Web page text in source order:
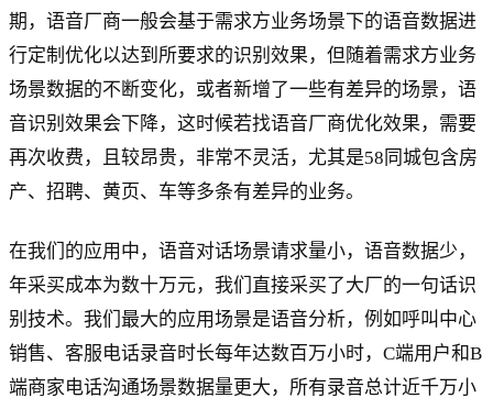
期，语音厂商一般会基于需求方业务场景下的语音数据进
行定制优化以达到所要求的识别效果，但随着需求方业务
场景数据的不断变化，或者新增了一些有差异的场景，语
音识别效果会下降，这时候若找语音厂商优化效果，需要
再次收费，且较昂贵，非常不灵活，尤其是58同城包含房
产、招聘、黄页、车等多条有差异的业务。
在我们的应用中，语音对话场景请求量小，语音数据少，
年采买成本为数十万元，我们直接采买了大厂的一句话识
别技术。我们最大的应用场景是语音分析，例如呼叫中心
销售、客服电话录音时长每年达数百万小时，C端用户和B
端商家电话沟通场景数据量更大，所有录音总计近千万小